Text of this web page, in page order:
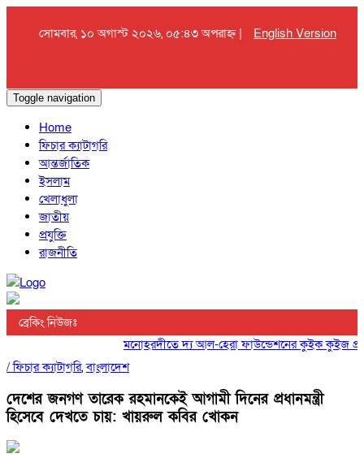
সোমবার, ১০ অগাস্ট ২০২৬, ০৫:৪৩ অপরাহ্ন | English Version
Toggle navigation
Home
ফিচার ক্যাটাগরি
আন্তর্জাতিক
ইসলাম
খেলাধুলা
জাতীয়
প্রযুক্তি
রাজনীতি
ব্রেকিং নিউজঃ
মনোহরদীতে দ্য আল-হেরা ফাউন্ডেশনের কুইক কুইজ
/ফিচার ক্যাটাগরি,বাংলাদেশ
দেশের জনগণ তারেক রহমানকেই আগামী দিনের প্রধানমন্ত্রী
হিসেবে দেখতে চায়: খায়রুল কবির খোকন